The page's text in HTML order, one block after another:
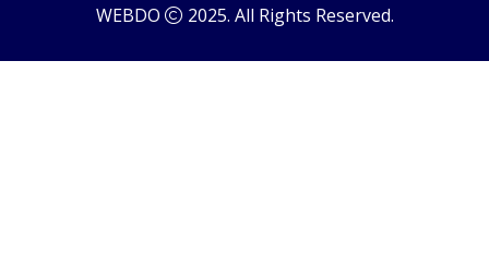
WEBDO 2025. All Rights Reserved.